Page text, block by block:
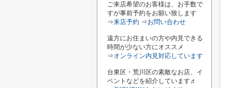
ご来店希望のお客様は、お手数で
すが事前予約をお願い致します
⇒来店予約 ⇒お問い合わせ
遠方にお住まいの方や内見できる
時間が少ない方にオススメ
⇒オンライン内見対応しています
台東区・荒川区の素敵なお店、イ
ベントなどを紹介しています♬